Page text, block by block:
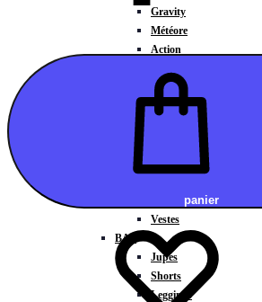
Gravity
Météore
Action
Brassières
Débardeurs
T-shirts manches courtes
T-shirts manches longues
Sweat-shirts
Sweats à capuche zippé
Vestes
BAS
Jupes
Shorts
Leggings
panier